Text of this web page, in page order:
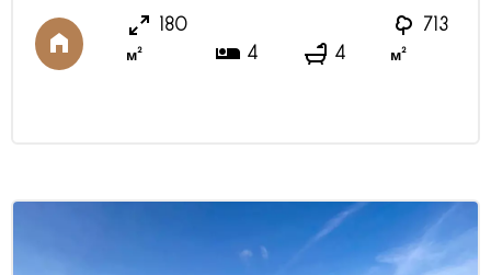
реконструкции — 2026 год. Жилые помещения
расположены на двух уровнях. На верхнем уровне
180
м²
4 4
713
м²